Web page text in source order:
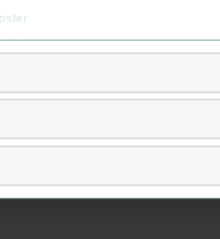
for personvern
gjennom cookies som direkte